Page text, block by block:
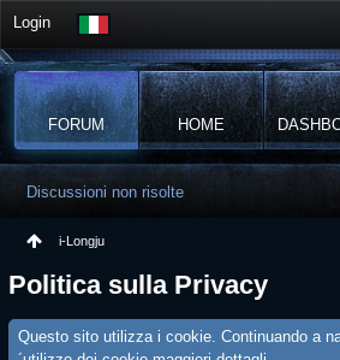
Login
FORUM HOME
Discussioni non risolte
i-Longju
Politica sulla Privacy
Questo sito utilizza i cookie. Continuando a